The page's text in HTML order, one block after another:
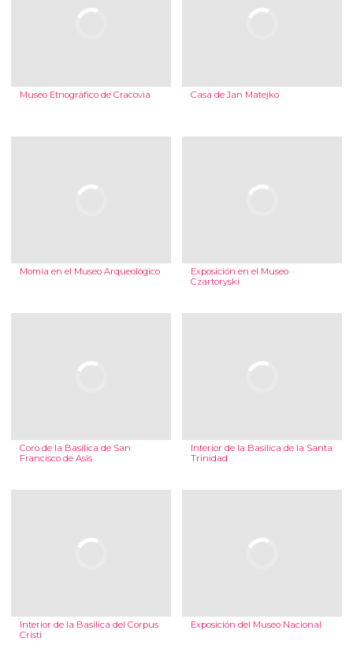
Museo Etnográfico de Cracovia Casa de Jan Matejko
Momia en el Museo Arqueológico
Exposición en el Museo
Czartoryski
Coro de la Basílica de San
Francisco de Asís
Interior de la Basílica de la Santa
Trinidad
Interior de la Basílica del Corpus
Cristi
Exposición del Museo Nacional